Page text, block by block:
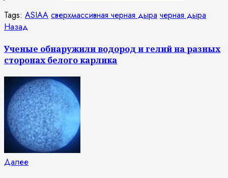
Tags: ASIAA сверхмассивная черная дыра черная дыра
Продолжить
чтение
Назад
Ученые обнаружили водород и гелий на разных
сторонах белого карлика
ДалееСледующая